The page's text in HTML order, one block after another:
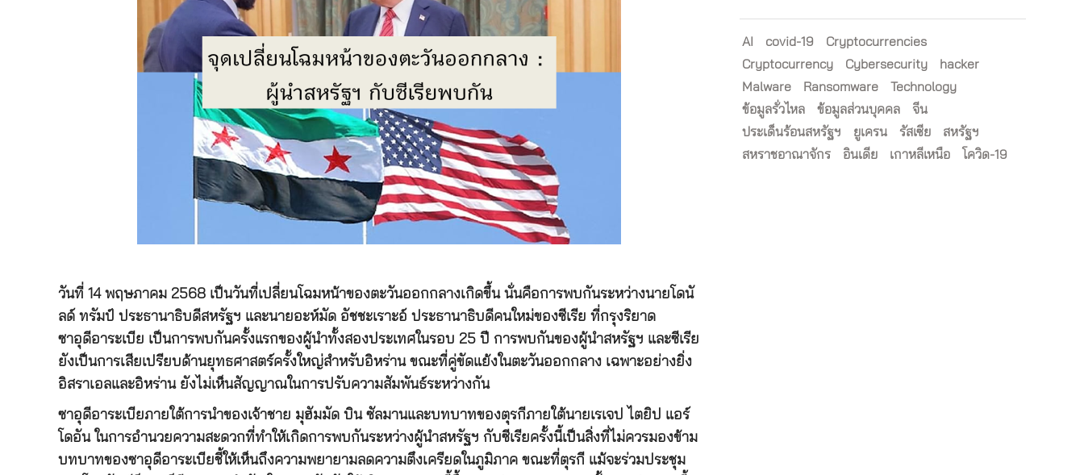
วันที่ 14 พฤษภาคม 2568 เป็นวันที่เปลี่ยนโฉมหน้าของตะวันออกกลางเกิดขึ้น นั่นคือการพบกันระหว่างนายโดนั
ลด์ ทรัมป์ ประธานาธิบดีสหรัฐฯ และนายอะห์มัด อัชชะเราะอ์ ประธานาธิบดีคนใหม่ของซีเรีย ที่กรุงริยาด
ซาอุดีอาระเบีย เป็นการพบกันครั้งแรกของผู้นำทั้งสองประเทศในรอบ 25 ปี การพบกันของผู้นำสหรัฐฯ และซีเรีย
ยังเป็นการเสียเปรียบด้านยุทธศาสตร์ครั้งใหญ่สำหรับอิหร่าน ขณะที่คู่ขัดแย้งในตะวันออกกลาง เฉพาะอย่างยิ่ง
อิสราเอลและอิหร่าน ยังไม่เห็นสัญญาณในการปรับความสัมพันธ์ระหว่างกัน
ซาอุดีอาระเบียภายใต้การนำของเจ้าชาย มุฮัมมัด บิน ซัลมานและบทบาทของตุรกีภายใต้นายเรเจป ไตยิป แอร์
โดอัน ในการอำนวยความสะดวกที่ทำให้เกิดการพบกันระหว่างผู้นำสหรัฐฯ กับซีเรียครั้งนี้เป็นสิ่งที่ไม่ควรมองข้าม
บทบาทของซาอุดีอาระเบียชี้ให้เห็นถึงความพยายามลดความตึงเครียดในภูมิภาค ขณะที่ตุรกี แม้จะร่วมประชุม
AI covid-19
Cryptocurrencies
Cryptocurrency
Cybersecurity
hacker
Malware
Ransomware
Technology
ข้อมูลรั่วไหล
ข้อมูลส่วนบุคคล
จีน
ประเด็นร้อนสหรัฐฯ
ยูเครน รัสเซีย
สหรัฐฯ
สหราชอาณาจักร
อินเดีย เกาหลีเหนือ โควิด-19